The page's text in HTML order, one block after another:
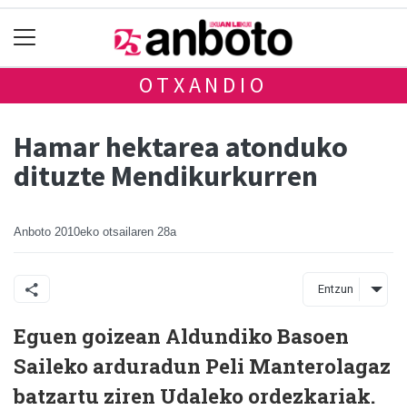
OTXANDIO
Hamar hektarea atonduko
dituzte Mendikurkurren
Anboto 2010eko otsailaren 28a
Entzun
Eguen goizean Aldundiko Basoen
Saileko arduradun Peli Manterolagaz
batzartu ziren Udaleko ordezkariak.